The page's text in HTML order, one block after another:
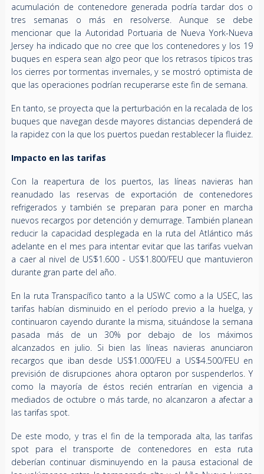
acumulación de contenedore generada podría tardar dos o
tres semanas o más en resolverse. Aunque se debe
mencionar que la Autoridad Portuaria de Nueva York-Nueva
Jersey ha indicado que no cree que los contenedores y los 19
buques en espera sean algo peor que los retrasos típicos tras
los cierres por tormentas invernales, y se mostró optimista de
que las operaciones podrían recuperarse este fin de semana.
En tanto, se proyecta que la perturbación en la recalada de los
buques que navegan desde mayores distancias dependerá de
la rapidez con la que los puertos puedan restablecer la fluidez.
Impacto en las tarifas
Con la reapertura de los puertos, las líneas navieras han
reanudado las reservas de exportación de contenedores
refrigerados y también se preparan para poner en marcha
nuevos recargos por detención y demurrage. También planean
reducir la capacidad desplegada en la ruta del Atlántico más
adelante en el mes para intentar evitar que las tarifas vuelvan
a caer al nivel de US$1.600 - US$1.800/FEU que mantuvieron
durante gran parte del año.
En la ruta Transpacífico tanto a la USWC como a la USEC, las
tarifas habían disminuido en el período previo a la huelga, y
continuaron cayendo durante la misma, situándose la semana
pasada más de un 30% por debajo de los máximos
alcanzados en julio. Si bien las líneas navieras anunciaron
recargos que iban desde US$1.000/FEU a US$4.500/FEU en
previsión de disrupciones ahora optaron por suspenderlos. Y
como la mayoría de éstos recién entrarían en vigencia a
mediados de octubre o más tarde, no alcanzaron a afectar a
las tarifas spot.
De este modo, y tras el fin de la temporada alta, las tarifas
spot para el transporte de contenedores en esta ruta
deberían continuar disminuyendo en la pausa estacional de